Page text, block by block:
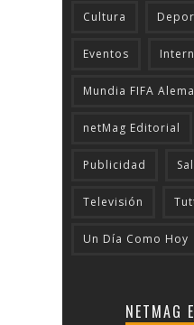
Cultura
Eventos
Mundia FIFA
netMag Editorial
Publicidad
Televisión
Un Día Como Hoy
NETMAG